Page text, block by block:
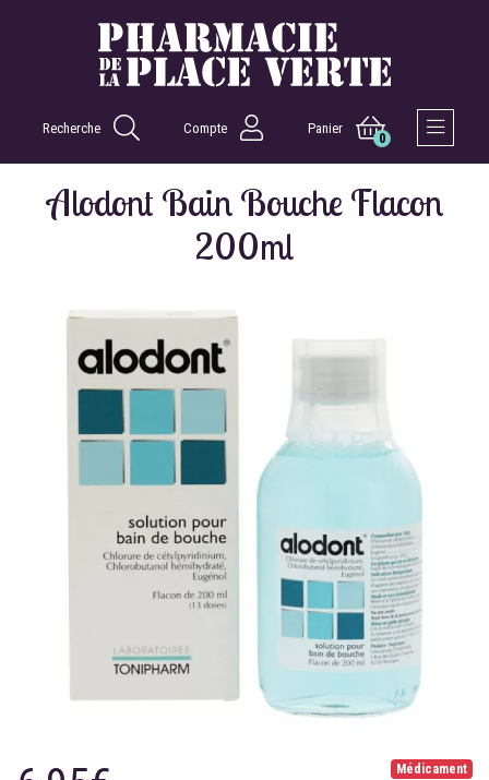
Recherche Compte Panier
0
Alodont Bain Bouche Flacon
200ml
Médicament